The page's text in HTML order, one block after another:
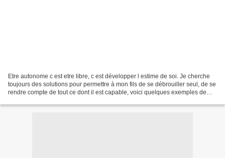
Etre autonome c est etre libre, c est développer l estime de soi. Je cherche
toujours des solutions pour permettre à mon fils de se débrouiller seul, de se
rendre compte de tout ce dont il est capable, voici quelques exemples de